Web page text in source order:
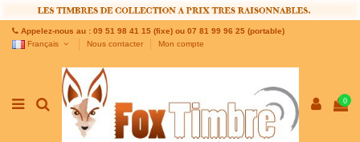
Appelez-nous au : 09 51 98 41 15 (fixe) ou 07 81 99 96 25 (portable)
Français
Nous contacter Mon compte
0